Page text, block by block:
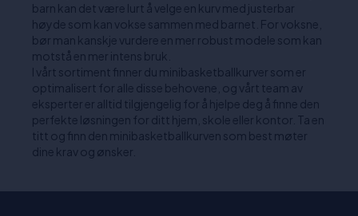
barn kan det være lurt å velge en kurv med justerbar
høyde som kan vokse sammen med barnet. For voksne,
bør man kanskje vurdere en mer robust modele som kan
motstå en mer intens bruk.
I vårt sortiment finner du minibasketballkurver som er
optimalisert for alle disse behovene, og vårt team av
eksperter er alltid tilgjengelig for å hjelpe deg å finne den
perfekte løsningen for ditt hjem, skole eller kontor. Ta en
titt og finn den minibasketballkurven som best møter
dine krav og ønsker.